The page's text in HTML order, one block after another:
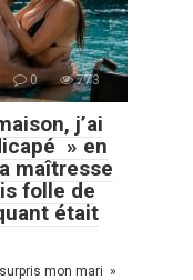
0 773
j’ai
» en
maîtresse
folle de
était
mon mari »